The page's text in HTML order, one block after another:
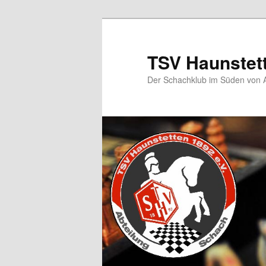
TSV
Der Schachklub im Süden von